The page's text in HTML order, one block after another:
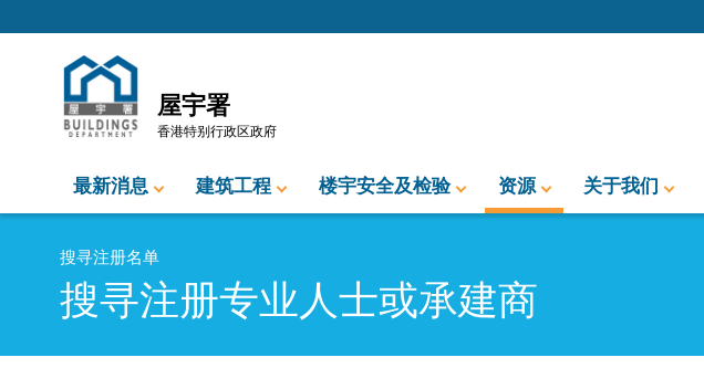
屋宇署
香港特别行政区政府
最新消息 建筑工程 楼宇安全及检验 资源 关于我们
搜寻注册名单
搜寻注册专业人士或承建商